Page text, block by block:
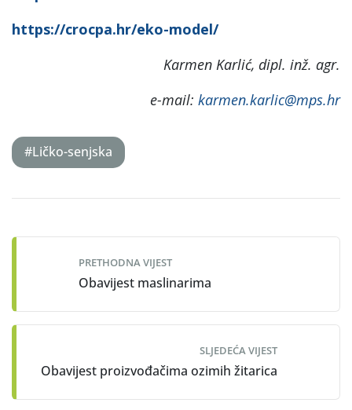
https://crocpa.hr/eko-model/
Karmen Karlić, dipl. inž. agr.
e-mail: karmen.karlic@mps.hr
#Ličko-senjska
navigation
PRETHODNA VIJEST
Obavijest maslinarima
SLJEDEĆA VIJEST
Obavijest proizvođačima ozimih žitarica